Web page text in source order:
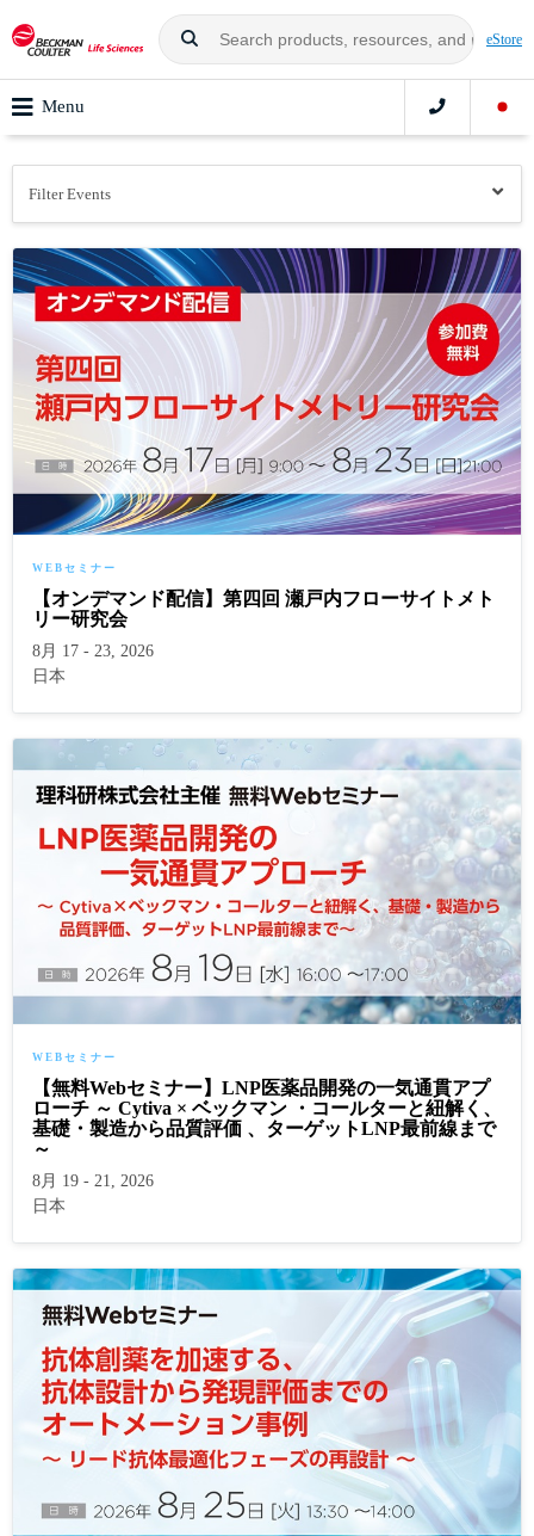
eStore
Menu
Filter Events
WEBセミナー
【オンデマンド配信】第四回 瀬戸内フローサイトメト
リー研究会
8月 17 - 23, 2026
日本
WEBセミナー
【無料Webセミナー】LNP医薬品開発の一気通貫アプ
ローチ ～ Cytiva × ベックマン ・コールターと紐解く、
基礎・製造から品質評価 、ターゲットLNP最前線まで
～
8月 19 - 21, 2026
日本